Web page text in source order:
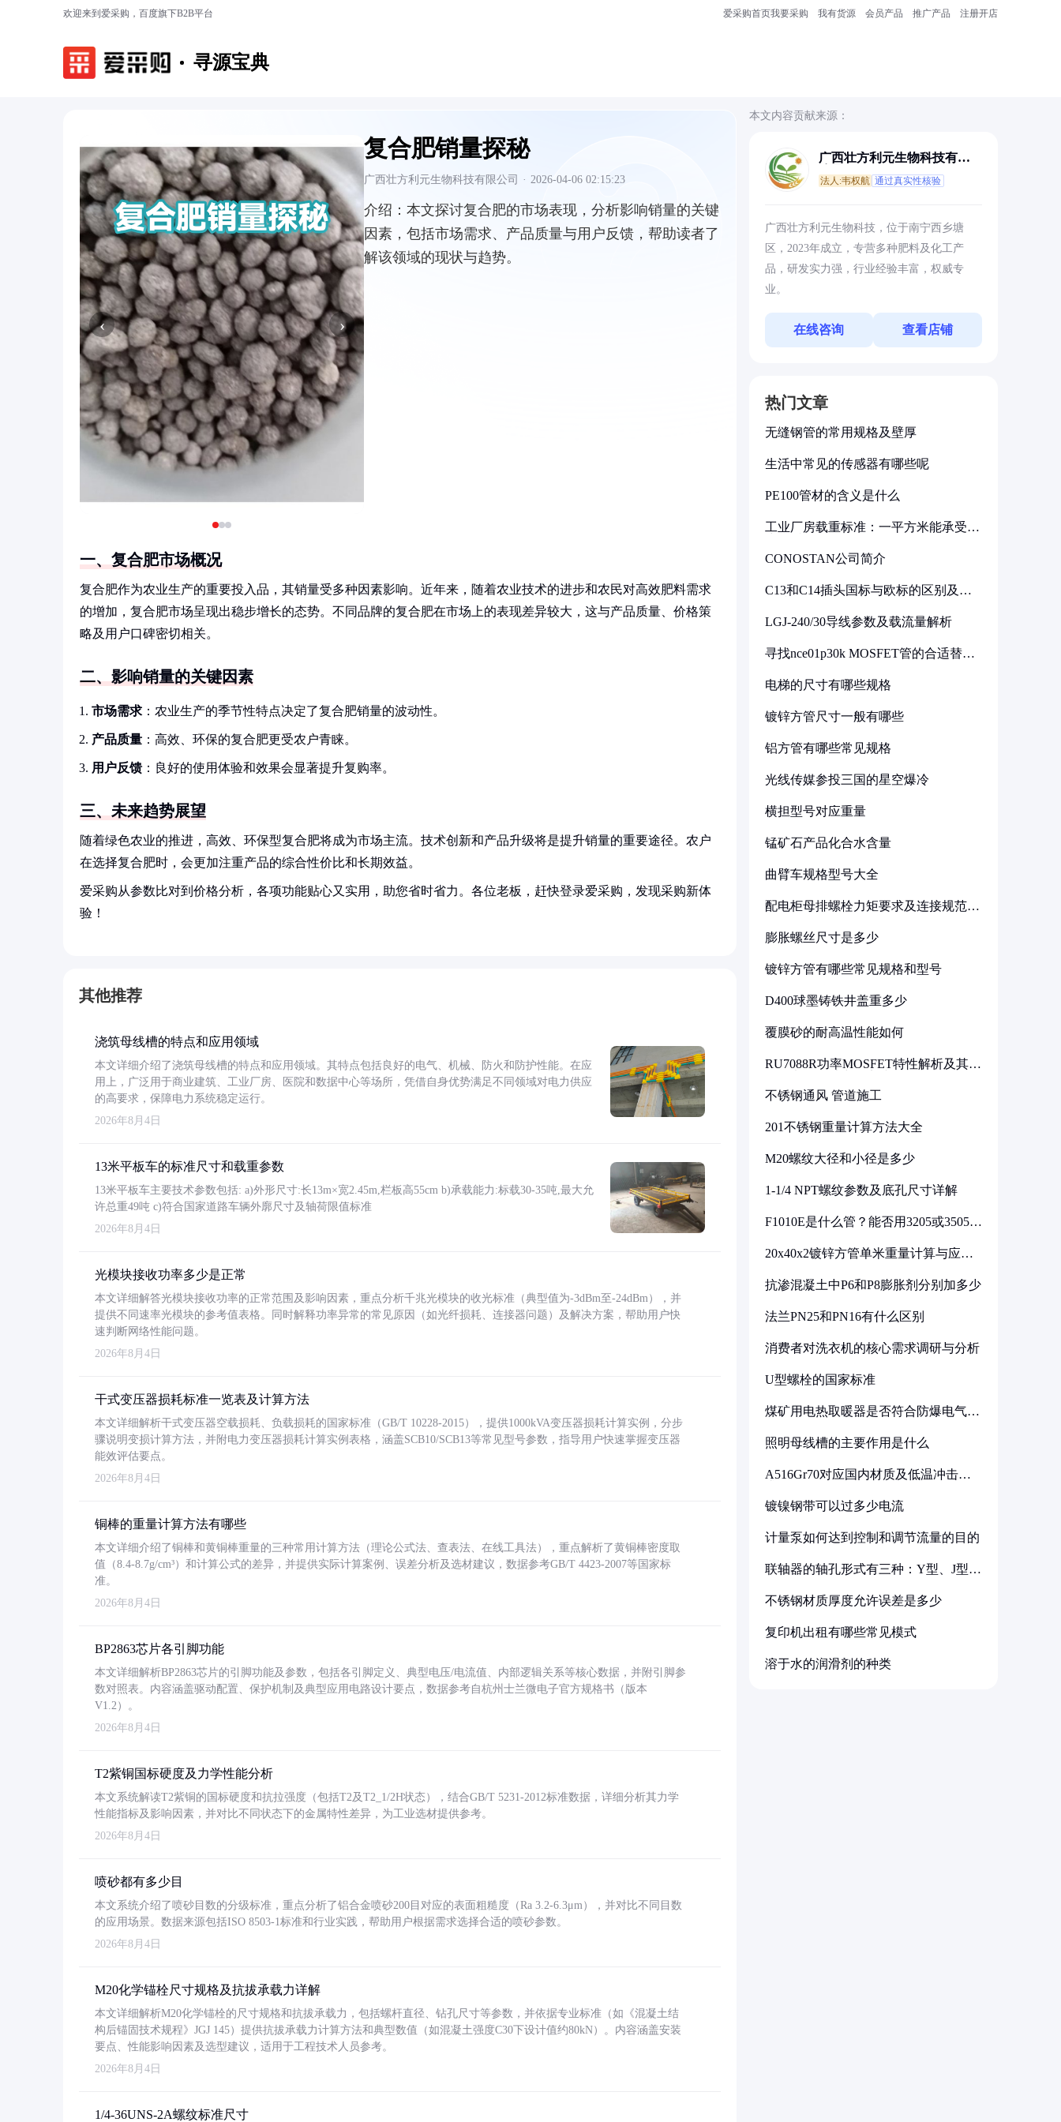
欢迎来到爱采购，百度旗下B2B平台 爱采购首页我要采购 我有货源 会员产品 推广产品 注册开店
寻源宝典
‹ ›
复合肥销量探秘
广西壮方利元生物科技有限公司 · 2026-04-06 02:15:23
介绍： 本文探讨复合肥的市场表现，分析影响销量的关键
因素，包括市场需求、产品质量与用户反馈，帮助读者了
解该领域的现状与趋势。
一、复合肥市场概况
复合肥作为农业生产的重要投入品，其销量受多种因素影响。近年来，随着农业技术的进步和农民对高效肥料需求
的增加，复合肥市场呈现出稳步增长的态势。不同品牌的复合肥在市场上的表现差异较大，这与产品质量、价格策
略及用户口碑密切相关。
二、影响销量的关键因素
市场需求 ：农业生产的季节性特点决定了复合肥销量的波动性。
产品质量 ：高效、环保的复合肥更受农户青睐。
用户反馈 ：良好的使用体验和效果会显著提升复购率。
三、未来趋势展望
随着绿色农业的推进，高效、环保型复合肥将成为市场主流。技术创新和产品升级将是提升销量的重要途径。农户
在选择复合肥时，会更加注重产品的综合性价比和长期效益。
爱采购从参数比对到价格分析，各项功能贴心又实用，助您省时省力。各位老板，赶快登录爱采购，发现采购新体
验！
其他推荐
浇筑母线槽的特点和应用领域
本文详细介绍了浇筑母线槽的特点和应用领域。其特点包括良好的电气、机械、防火和防护性能。在应
用上，广泛用于商业建筑、工业厂房、医院和数据中心等场所，凭借自身优势满足不同领域对电力供应
的高要求，保障电力系统稳定运行。
2026年8月4日
13米平板车的标准尺寸和载重参数
13米平板车主要技术参数包括: a)外形尺寸:长13m×宽2.45m,栏板高55cm b)承载能力:标载30-35吨,最大允
许总重49吨 c)符合国家道路车辆外廓尺寸及轴荷限值标准
2026年8月4日
光模块接收功率多少是正常
本文详细解答光模块接收功率的正常范围及影响因素，重点分析千兆光模块的收光标准（典型值为-3dBm至-24dBm），并
提供不同速率光模块的参考值表格。同时解释功率异常的常见原因（如光纤损耗、连接器问题）及解决方案，帮助用户快
速判断网络性能问题。
2026年8月4日
干式变压器损耗标准一览表及计算方法
本文详细解析干式变压器空载损耗、负载损耗的国家标准（GB/T 10228-2015），提供1000kVA变压器损耗计算实例，分步
骤说明变损计算方法，并附电力变压器损耗计算实例表格，涵盖SCB10/SCB13等常见型号参数，指导用户快速掌握变压器
能效评估要点。
2026年8月4日
铜棒的重量计算方法有哪些
本文详细介绍了铜棒和黄铜棒重量的三种常用计算方法（理论公式法、查表法、在线工具法），重点解析了黄铜棒密度取
值（8.4-8.7g/cm³）和计算公式的差异，并提供实际计算案例、误差分析及选材建议，数据参考GB/T 4423-2007等国家标
准。
2026年8月4日
BP2863芯片各引脚功能
本文详细解析BP2863芯片的引脚功能及参数，包括各引脚定义、典型电压/电流值、内部逻辑关系等核心数据，并附引脚参
数对照表。内容涵盖驱动配置、保护机制及典型应用电路设计要点，数据参考自杭州士兰微电子官方规格书（版本
V1.2）。
2026年8月4日
T2紫铜国标硬度及力学性能分析
本文系统解读T2紫铜的国标硬度和抗拉强度（包括T2及T2_1/2H状态），结合GB/T 5231-2012标准数据，详细分析其力学
性能指标及影响因素，并对比不同状态下的金属特性差异，为工业选材提供参考。
2026年8月4日
喷砂都有多少目
本文系统介绍了喷砂目数的分级标准，重点分析了铝合金喷砂200目对应的表面粗糙度（Ra 3.2-6.3μm），并对比不同目数
的应用场景。数据来源包括ISO 8503-1标准和行业实践，帮助用户根据需求选择合适的喷砂参数。
2026年8月4日
M20化学锚栓尺寸规格及抗拔承载力详解
本文详细解析M20化学锚栓的尺寸规格和抗拔承载力，包括螺杆直径、钻孔尺寸等参数，并依据专业标准（如《混凝土结
构后锚固技术规程》JGJ 145）提供抗拔承载力计算方法和典型数值（如混凝土强度C30下设计值约80kN）。内容涵盖安装
要点、性能影响因素及选型建议，适用于工程技术人员参考。
2026年8月4日
1/4-36UNS-2A螺纹标准尺寸
本文内容贡献来源：
广西壮方利元生物科技有限
法人:韦权航 通过真实性核验
广西壮方利元生物科技，位于南宁西乡塘
区，2023年成立，专营多种肥料及化工产
品，研发实力强，行业经验丰富，权威专
业。
在线咨询 查看店铺
热门文章
无缝钢管的常用规格及壁厚
生活中常见的传感器有哪些呢
PE100管材的含义是什么
工业厂房载重标准：一平方米能承受多
CONOSTAN公司简介
C13和C14插头国标与欧标的区别及其
LGJ-240/30导线参数及载流量解析
寻找nce01p30k MOSFET管的合适替代
电梯的尺寸有哪些规格
镀锌方管尺寸一般有哪些
铝方管有哪些常见规格
光线传媒参投三国的星空爆冷
横担型号对应重量
锰矿石产品化合水含量
曲臂车规格型号大全
配电柜母排螺栓力矩要求及连接规范详
膨胀螺丝尺寸是多少
镀锌方管有哪些常见规格和型号
D400球墨铸铁井盖重多少
覆膜砂的耐高温性能如何
RU7088R功率MOSFET特性解析及其在
不锈钢通风 管道施工
201不锈钢重量计算方法大全
M20螺纹大径和小径是多少
1-1/4 NPT螺纹参数及底孔尺寸详解
F1010E是什么管？能否用3205或3505代
20x40x2镀锌方管单米重量计算与应用
抗渗混凝土中P6和P8膨胀剂分别加多少
法兰PN25和PN16有什么区别
消费者对洗衣机的核心需求调研与分析
U型螺栓的国家标准
煤矿用电热取暖器是否符合防爆电气设
照明母线槽的主要作用是什么
A516Gr70对应国内材质及低温冲击要
镀镍钢带可以过多少电流
计量泵如何达到控制和调节流量的目的
联轴器的轴孔形式有三种：Y型、J型、
不锈钢材质厚度允许误差是多少
复印机出租有哪些常见模式
溶于水的润滑剂的种类